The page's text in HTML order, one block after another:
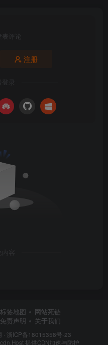
评论
注册
登录
容
标签地图
网站死链
免责声明 关于我们
· 浙ICP备18015358号-23
提供CDN加速与防护